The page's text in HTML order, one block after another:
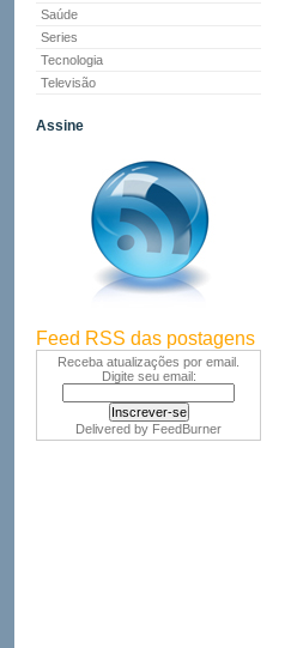
Saúde
Series
Tecnologia
Televisão
Assine
Feed RSS das postagens
Receba atualizações por email.
Digite seu email:
Delivered by FeedBurner